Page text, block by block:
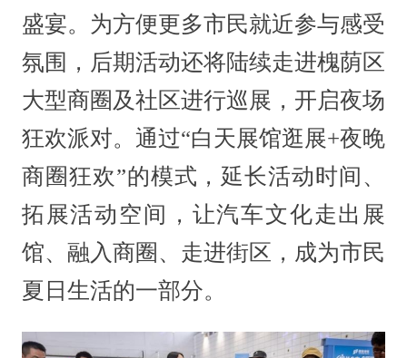
盛宴。为方便更多市民就近参与感受
氛围，后期活动还将陆续走进槐荫区
大型商圈及社区进行巡展，开启夜场
狂欢派对。通过“白天展馆逛展+夜晚
商圈狂欢”的模式，延长活动时间、
拓展活动空间，让汽车文化走出展
馆、融入商圈、走进街区，成为市民
夏日生活的一部分。